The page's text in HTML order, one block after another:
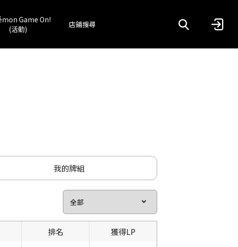
Game On!
(活動)
店鋪搜尋
我的牌組
排名 獲得LP